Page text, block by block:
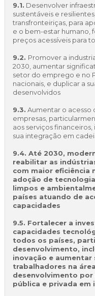
9.1. Desenvolver
sustentáveis e
transfronteiriças, para
e o bem-estar humano,
preços acessíveis para
9.2. Promover a
2030, aumentar
setor do emprego e no
nacionais, e duplicar a
desenvolvidos
9.3. Aumentar o acesso
empresas,
aos serviços
sua integração em
9.4. Até 2030,
reabilitar as
com maior eficiência
adoção de
limpos e
países atuando de
capacidades
9.5. Fortalecer a
capacidades
todos os países,
desenvolvimento,
inovação e
trabalhadores na
desenvolvimento por
pública e privada em